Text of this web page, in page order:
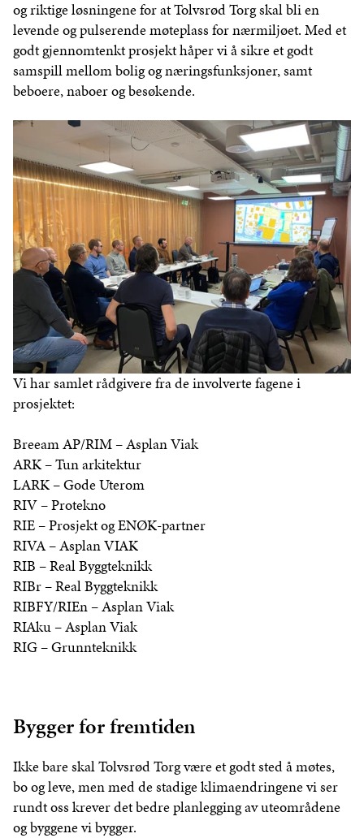
og riktige løsningene for at Tolvsrød Torg skal bli en
levende og pulserende møteplass for nærmiljøet. Med et
godt gjennomtenkt prosjekt håper vi å sikre et godt
samspill mellom bolig og næringsfunksjoner, samt
beboere, naboer og besøkende.
Vi har samlet rådgivere fra de involverte fagene i
prosjektet:
Breeam AP/RIM – Asplan Viak
ARK – Tun arkitektur
LARK – Gode Uterom
RIV – Protekno
RIE – Prosjekt og ENØK-partner
RIVA – Asplan VIAK
RIB – Real Byggteknikk
RIBr – Real Byggteknikk
RIBFY/RIEn – Asplan Viak
RIAku – Asplan Viak
RIG – Grunnteknikk
Bygger for fremtiden
Ikke bare skal Tolvsrød Torg være et godt sted å møtes,
bo og leve, men med de stadige klimaendringene vi ser
rundt oss krever det bedre planlegging av uteområdene
og byggene vi bygger.